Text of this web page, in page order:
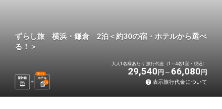
ずらし旅 横浜・鎌倉 2泊＜約30の宿・ホテルから選べ
る！＞
新幹線 ホテル
選べる
2泊
大人1名様あたり 旅行代金（1～4名1室・税込）
29,540 円 66,080 円
表示旅行代金について